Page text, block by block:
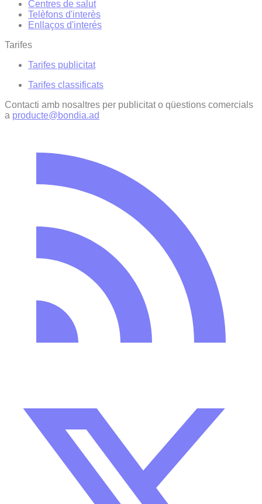
Centres de salut
Telèfons d'interès
Enllaços d'interés
Tarifes
Tarifes publicitat
Tarifes classificats
Contacti amb nosaltres per publicitat o qüestions comercials
a producte@bondia.ad